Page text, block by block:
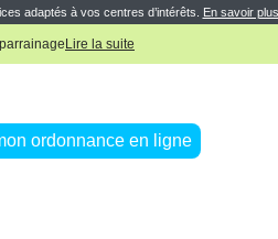
adaptés à vos centres d’intérêts. En savoir plus
Lire la suite
ordonnance en ligne